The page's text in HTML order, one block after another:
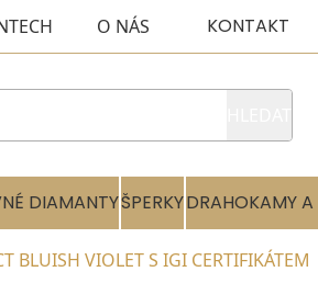
O NÁS KONTAKT
DIAMANTYŠPERKYDRAHOKAMY
BLUISH VIOLET S IGI CERTIFIKÁTEM